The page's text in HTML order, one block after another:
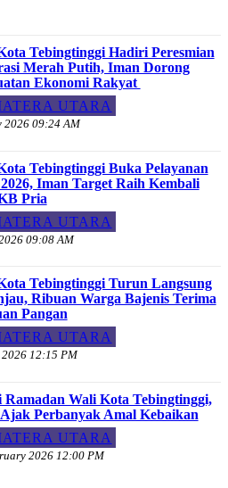
Tebingtinggi Hadiri Peresmian
Merah Putih, Iman Dorong
Ekonomi Rakyat
UTARA
2026 09:24 AM
Tebingtinggi Buka Pelayanan
Iman Target Raih Kembali
Pria
UTARA
09:08 AM
Tebingtinggi Turun Langsung
Ribuan Warga Bajenis Terima
Pangan
UTARA
12:15 PM
Ramadan Wali Kota Tebingtinggi,
Perbanyak Amal Kebaikan
UTARA
2026 12:00 PM